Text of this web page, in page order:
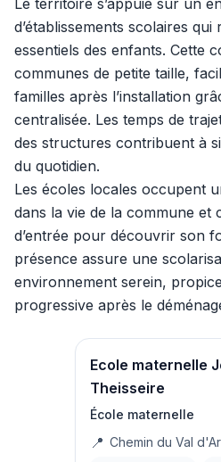
Le territoire s’appuie sur un
d’établissements scolaires
essentiels des enfants. Cette
communes de petite taille,
familles après l’installation
centralisée. Les temps de
des structures contribuent à
du quotidien.
Les écoles locales occupent
dans la vie de la commune et
d’entrée pour découvrir son
présence assure une
environnement serein,
progressive après le
Ecole maternelle
Theisseire
École maternelle
📍 Chemin du Val